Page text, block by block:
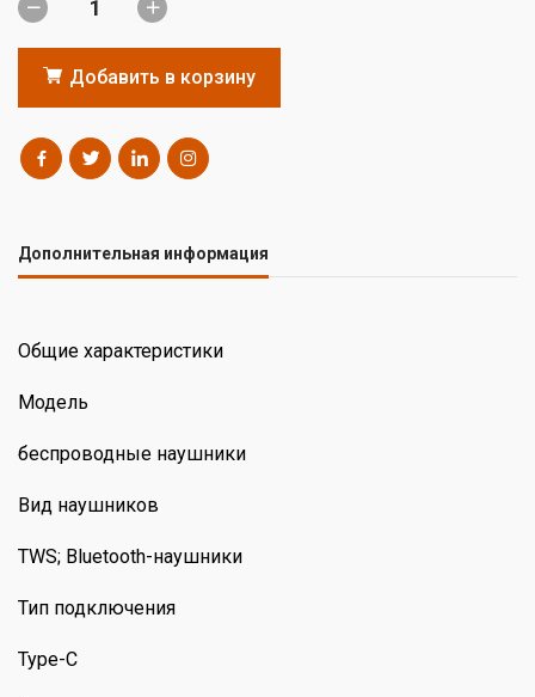
Добавить в корзину
Дополнительная информация
Общие характеристики
Модель
беспроводные наушники
Вид наушников
TWS; Bluetooth-наушники
Тип подключения
Type-C